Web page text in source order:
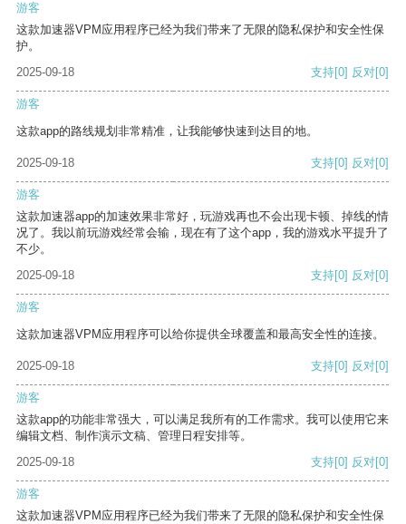
游客
这款加速器VPM应用程序已经为我们带来了无限的隐私保护和安全性保
护。
2025-09-18
支持[0] 反对[0]
游客
这款app的路线规划非常精准，让我能够快速到达目的地。
2025-09-18 支持[0] 反对[0]
游客
这款加速器app的加速效果非常好，玩游戏再也不会出现卡顿、掉线的情
况了。我以前玩游戏经常会输，现在有了这个app，我的游戏水平提升了
不少。
2025-09-18
支持[0] 反对[0]
游客
这款加速器VPM应用程序可以给你提供全球覆盖和最高安全性的连接。
2025-09-18 支持[0] 反对[0]
游客
这款app的功能非常强大，可以满足我所有的工作需求。我可以使用它来
编辑文档、制作演示文稿、管理日程安排等。
2025-09-18
支持[0] 反对[0]
游客
这款加速器VPM应用程序已经为我们带来了无限的隐私保护和安全性保